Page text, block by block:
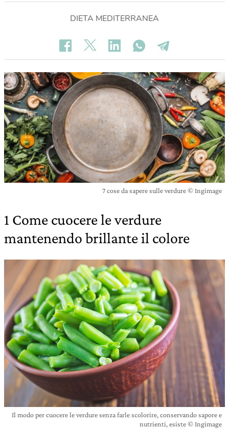
DIETA MEDITERRANEA
7 cose da sapere sulle verdure © Ingimage
1 Come cuocere le verdure
mantenendo brillante il colore
Il modo per cuocere le verdure senza farle scolorire, conservando sapore e
nutrienti, esiste © Ingimage